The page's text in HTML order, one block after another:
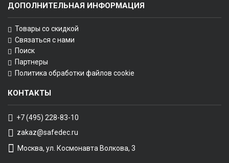
ДОПОЛНИТЕЛЬНАЯ ИНФОРМАЦИЯ
Товары со скидкой
Связаться с нами
Поиск
Партнеры
Политика обработки файлов cookie
КОНТАКТЫ
+7 (495) 228-83-10
zakaz@safedec.ru
Москва, ул. Космонавта Волкова, 3